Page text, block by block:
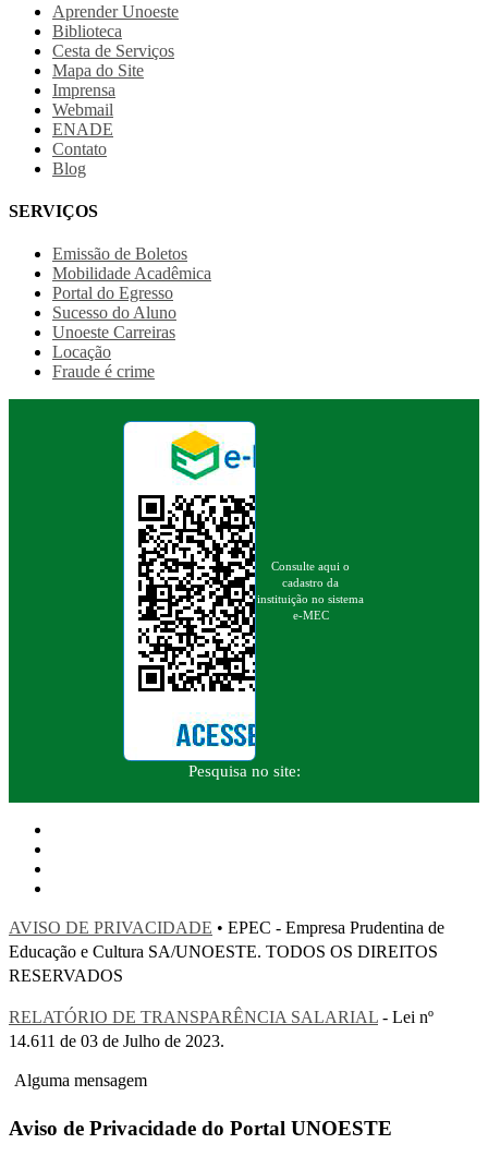
Aprender Unoeste
Biblioteca
Cesta de Serviços
Mapa do Site
Imprensa
Webmail
ENADE
Contato
Blog
SERVIÇOS
Emissão de Boletos
Mobilidade Acadêmica
Portal do Egresso
Sucesso do Aluno
Unoeste Carreiras
Locação
Fraude é crime
Consulte aqui o
cadastro da
instituição no sistema
e-MEC
Pesquisa no site:
AVISO DE PRIVACIDADE • EPEC - Empresa Prudentina de
Educação e Cultura SA/UNOESTE. TODOS OS DIREITOS
RESERVADOS
RELATÓRIO DE TRANSPARÊNCIA SALARIAL - Lei nº
14.611 de 03 de Julho de 2023.
Alguma mensagem
Aviso de Privacidade do Portal UNOESTE